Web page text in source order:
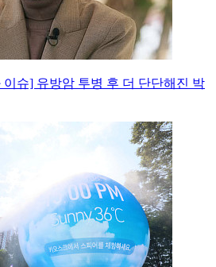
이슈] 유방암 투병 후 더 단단해진 박